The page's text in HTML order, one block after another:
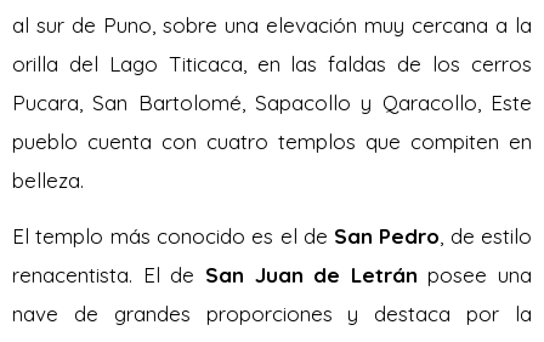
al sur de Puno, sobre una elevación muy cercana a la
orilla del Lago Titicaca, en las faldas de los cerros
Pucara, San Bartolomé, Sapacollo y Qaracollo, Este
pueblo cuenta con cuatro templos que compiten en
belleza.
El templo más conocido es el de San Pedro , de estilo
renacentista. El de San Juan de Letrán posee una
nave de grandes proporciones y destaca por la